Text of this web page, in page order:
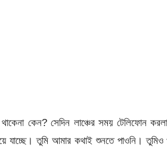
কেন? সেদিন লাঞ্চের সময় টেলিফোন
যাচ্ছে। তুমি আমার কথাই শুনতে পাওনি।